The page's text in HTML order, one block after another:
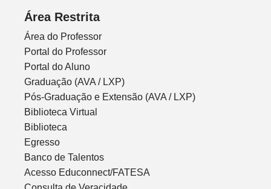
Área Restrita
Área do Professor
Portal do Professor
Portal do Aluno
Graduação (AVA / LXP)
Pós-Graduação e Extensão (AVA / LXP)
Biblioteca Virtual
Biblioteca
Egresso
Banco de Talentos
Acesso Educonnect/FATESA